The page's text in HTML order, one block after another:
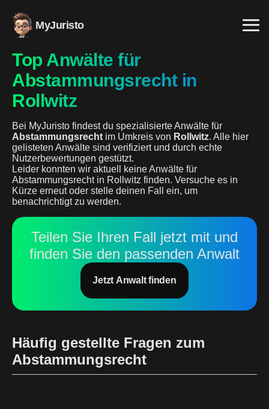
MyJuristo
Top Anwälte für
Abstammungsrecht in
Rollwitz
Bei MyJuristo findest du spezialisierte Anwälte für
Abstammungsrecht im Umkreis von Rollwitz. Alle hier
gelisteten Anwälte sind verifiziert und durch echte
Nutzerbewertungen gestützt.
Leider konnten wir aktuell keine Anwälte für
Abstammungsrecht in Rollwitz finden. Versuche es in
Kürze erneut oder stelle deinen Fall ein, um
benachrichtigt zu werden.
Teilen Sie Ihren Fall jetzt mit und
finden Sie den passenden Anwalt
Jetzt Anwalt finden
Häufig gestellte Fragen zum
Abstammungsrecht